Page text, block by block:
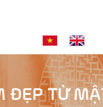
ĐẸP TỪ